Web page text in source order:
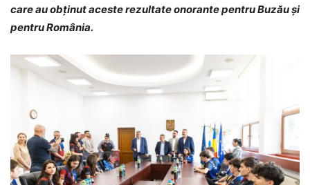
care au obținut aceste rezultate onorante pentru Buzău și
pentru România.